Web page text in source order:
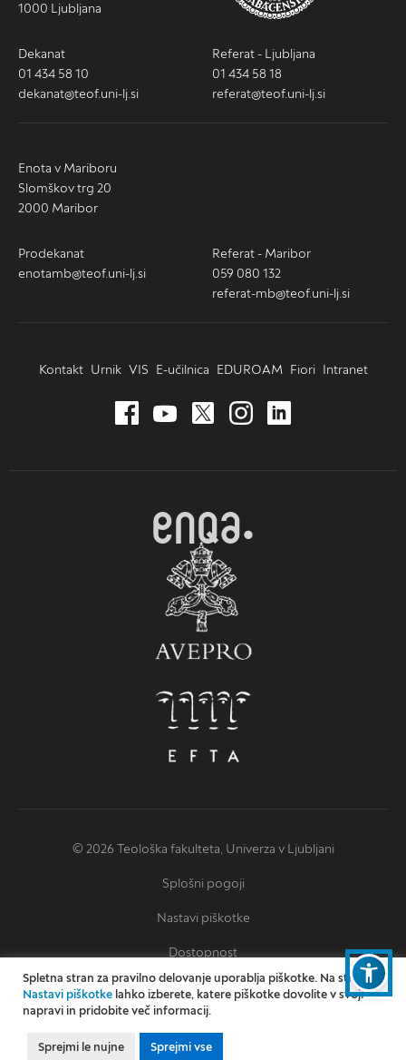
1000 Ljubljana
Dekanat
01 434 58 10
dekanat@teof.uni-lj.si
Referat - Ljubljana
01 434 58 18
referat@teof.uni-lj.si
Enota v Mariboru
Slomškov trg 20
2000 Maribor
Prodekanat
enotamb@teof.uni-lj.si
Referat - Maribor
059 080 132
referat-mb@teof.uni-lj.si
Kontakt Urnik VIS E-učilnica EDUROAM Fiori Intranet
© 2026 Teološka fakulteta, Univerza v Ljubljani
Splošni pogoji
Nastavi piškotke
Dostopnost
Izjava o dostopnosti
Oblikovanje: Miha Omejc
Spletna stran za pravilno delovanje uporablja piškotke. Na strani
Nastavi piškotke lahko izberete, katere piškotke dovolite v svoji
napravi in pridobite več informacij.
Sprejmi le nujne Sprejmi vse